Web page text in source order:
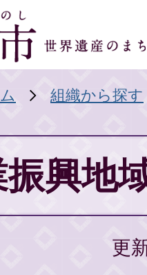
組織から探す
興地
更